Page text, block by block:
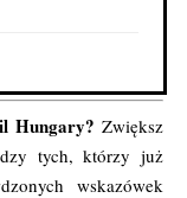
Hungary? Zwiększ
tych, którzy już
wskazówek